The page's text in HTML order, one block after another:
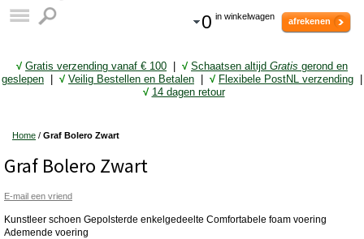
0 in winkelwagen afrekenen
√ Gratis verzending vanaf € 100 √ Schaatsen altijd Gratis gerond en
geslepen
√ Veilig Bestellen en Betalen √ Flexibele PostNL verzending
√ 14 dagen retour
Home / Graf Bolero Zwart
Graf Bolero Zwart
E-mail een vriend
Kunstleer schoen Gepolsterde enkelgedeelte Comfortabele foam voering
Ademende voering